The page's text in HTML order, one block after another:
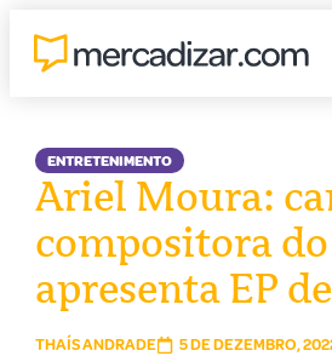
ENTRETENIMENTO
Ariel Moura:
compositora
apresenta EP
THAÍS ANDRADE 5 DE DEZEMBRO,